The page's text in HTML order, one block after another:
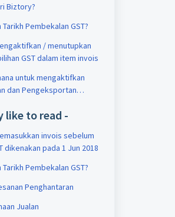
Biztory?
Tarikh Pembekalan GST?
/ menutupkan
GST dalam item invois
untuk mengaktifkan
dan Pengeksportan
like to read -
invois sebelum
dikenakan pada 1 Jun 2018
Tarikh Pembekalan GST?
Penghantaran
Jualan